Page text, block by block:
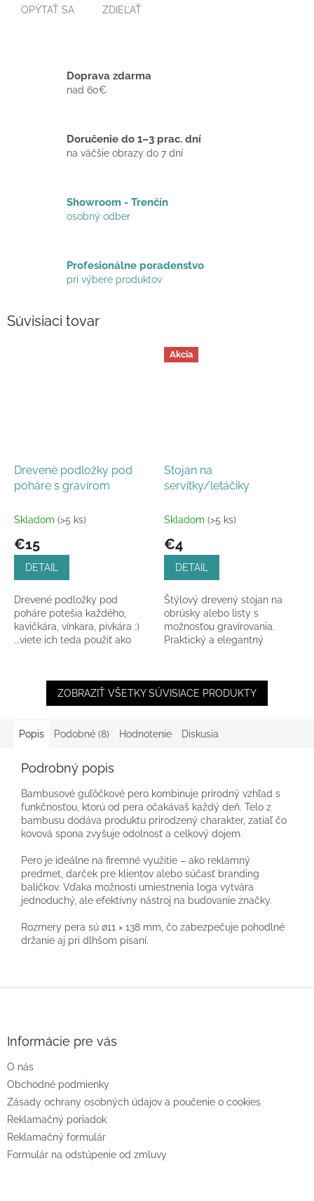
OPÝTAŤ SA ZDIEĽAŤ
Doprava zdarma
nad 60€
Doručenie do 1–3 prac. dní
na väčšie obrazy do 7 dní
Showroom - Trenčín
osobný odber
Profesionálne poradenstvo
pri výbere produktov
Súvisiaci tovar
Drevené podložky pod
poháre s gravírom
Skladom (>5 ks)
€15
DETAIL
Drevené podložky pod
poháre potešia každého,
kavičkára, vínkara, pivkára :)
...viete ich teda použiť ako
Akcia
Stojan na
servítky/letáčiky
Skladom (>5 ks)
€4
DETAIL
Štýlový drevený stojan na
obrúsky alebo listy s
možnosťou gravírovania.
Praktický a elegantný
ZOBRAZIŤ VŠETKY SÚVISIACE PRODUKTY
Popis Podobné (8) Hodnotenie Diskusia
Podrobný popis
Bambusové guľôčkové pero kombinuje prírodný vzhľad s
funkčnosťou, ktorú od pera očakávaš každý deň. Telo z
bambusu dodáva produktu prirodzený charakter, zatiaľ čo
kovová spona zvyšuje odolnosť a celkový dojem.
Pero je ideálne na firemné využitie – ako reklamný
predmet, darček pre klientov alebo súčasť branding
balíčkov. Vďaka možnosti umiestnenia loga vytvára
jednoduchý, ale efektívny nástroj na budovanie značky.
Rozmery pera sú ø11 × 138 mm, čo zabezpečuje pohodlné
držanie aj pri dlhšom písaní.
e
Informácie pre vás
O nás
Obchodné podmienky
Zásady ochrany osobných údajov a poučenie o cookies
Reklamačný poriadok
Reklamačný formulár
Formulár na odstúpenie od zmluvy